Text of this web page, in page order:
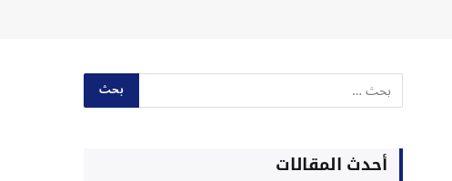
أحدث المقالات